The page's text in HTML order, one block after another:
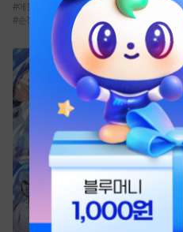
#애절물 복흑/계략공 복수 #3인칭시점
#순정공